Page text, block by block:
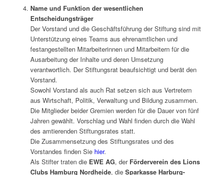
Name und Funktion der wesentlichen
Entscheidungsträger
Der Vorstand und die Geschäftsführung der Stiftung sind mit
Unterstützung eines Teams aus ehrenamtlichen und
festangestellten Mitarbeiterinnen und Mitarbeitern für die
Ausarbeitung der Inhalte und deren Umsetzung
verantwortlich. Der Stiftungsrat beaufsichtigt und berät den
Vorstand.
Sowohl Vorstand als auch Rat setzen sich aus Vertretern
aus Wirtschaft, Politik, Verwaltung und Bildung zusammen.
Die Mitglieder beider Gremien werden für die Dauer von fünf
Jahren gewählt. Vorschlag und Wahl finden durch die Wahl
des amtierenden Stiftungsrates statt.
Die Zusammensetzung des Stiftungsrates und des
Vorstandes finden Sie hier.
Als Stifter traten die EWE AG, der Förderverein des Lions
Clubs Hamburg Nordheide, die Sparkasse Harburg-